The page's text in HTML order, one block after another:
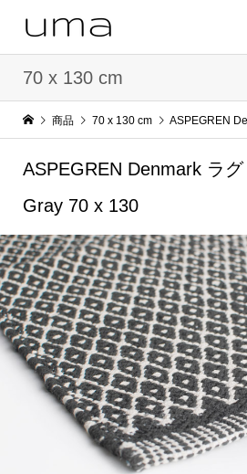
70 x 130 cm
商品 70 x 130 cm ASPEGREN
ASPEGREN Denmark ラ
Gray 70 x 130